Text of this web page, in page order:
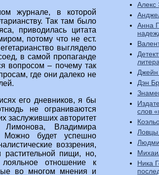
журнале, в которой
Так там было
приводилась цитата
потому что не ест.
выглядело
в самой пропаганде
вопросом – почему так
где они далеко не
его дневников, я бы
не ограниваются
заслуживших авторитет
Лимонова, Владимира
Можно будет успешно
воззрения,
растительной пищи, но,
отношение к
во многом мнения и
Алекс
Анна
Дэн
слов
Ловцы
Ника